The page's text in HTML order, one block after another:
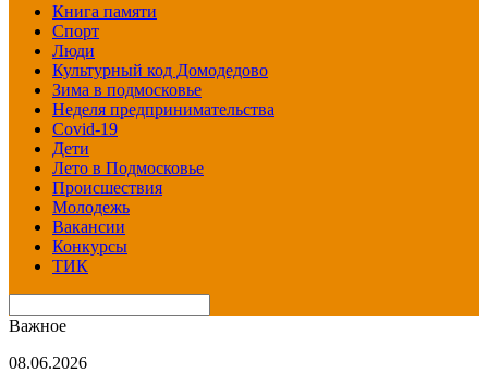
Книга памяти
Спорт
Люди
Культурный код Домодедово
Зима в подмосковье
Неделя предпринимательства
Covid-19
Дети
Лето в Подмосковье
Происшествия
Молодежь
Вакансии
Конкурсы
ТИК
Важное
08.06.2026